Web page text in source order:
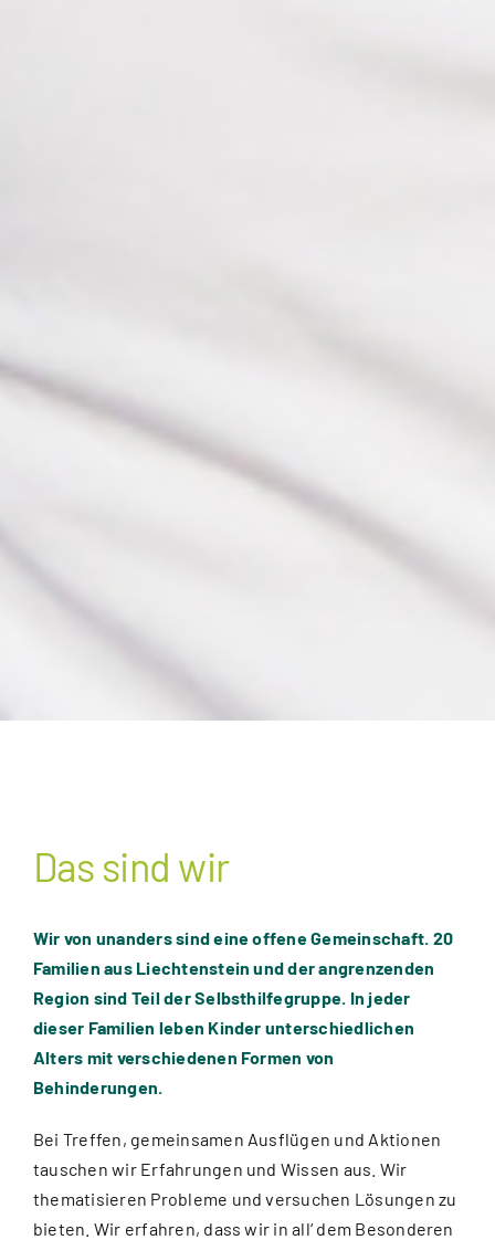
Das sind wir
Wir von unanders sind eine offene Gemeinschaft. 20
Familien aus Liechtenstein und der angrenzenden
Region sind Teil der Selbsthilfegruppe. In jeder
dieser Familien leben Kinder unterschiedlichen
Alters mit verschiedenen Formen von
Behinderungen.
Bei Treffen, gemeinsamen Ausflügen und Aktionen
tauschen wir Erfahrungen und Wissen aus. Wir
thematisieren Probleme und versuchen Lösungen zu
bieten. Wir erfahren, dass wir in all‘ dem Besonderen